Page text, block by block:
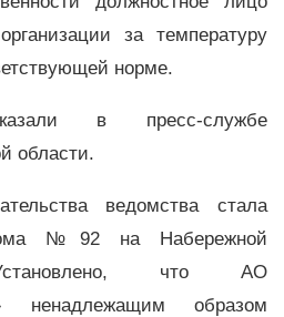
за температуру
норме.
в пресс-службе
области.
ведомства стала
№92 на Набережной
Установлено, что АО
ненадлежащим образом